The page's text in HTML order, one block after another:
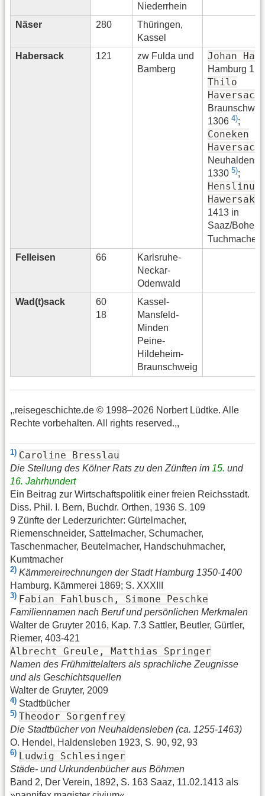
Niederrhein
Näser
280
Thüringen,
Kassel
Habersack
121
zw Fulda und
Bamberg
Johan
Hamburg
Thilo
Haversack
1306 4);
Coneken
1330 5);
Henslinus
Hawersak
1413 in
Saaz/
Felleisen
66
Karlsruhe-
Neckar-
Odenwald
Wad(t)sack
60
18
Kassel-
Mansfeld-
Minden
Peine-
Hildeheim-
Braunschweig
,,reisegeschichte.de © 1998–2026 Norbert Lüdtke. Alle
Rechte vorbehalten. All rights reserved.,,
1) Caroline Bresslau
Die Stellung des Kölner Rats zu den Zünften im 15. und
16. Jahrhundert
Ein Beitrag zur Wirtschaftspolitik einer freien Reichsstadt.
Diss. Phil. I. Bern, Buchdr. Orthen, 1936 S. 109
9 Zünfte der Lederzurichter: Gürtelmacher,
Riemenschneider, Sattelmacher, Schumacher,
Taschenmacher, Beutelmacher, Handschuhmacher,
Kumtmacher
2) Kämmereirechnungen der Stadt Hamburg 1350-1400
Hamburg. Kämmerei 1869; S. XXXIII
3) Fabian Fahlbusch, Simone Peschke
Familiennamen nach Beruf und persönlichen Merkmalen
Walter de Gruyter 2016, Kap. 7.3 Sattler, Beutler, Gürtler,
Riemer, 403-421
Albrecht Greule, Matthias Springer
Namen des Frühmittelalters als sprachliche Zeugnisse
und als Geschichtsquellen
Walter de Gruyter, 2009
4) Stadtbücher
5) Theodor Sorgenfrey
Die Stadtbücher von Neuhaldensleben (ca. 1255-1463)
O. Hendel, Haldensleben 1923, S. 90, 92, 93
6) Ludwig Schlesinger
Städe- und Urkundenbücher aus Böhmen
Band 2, Der Verein, 1892, S. 163 Saaz, 11.02.1413 als